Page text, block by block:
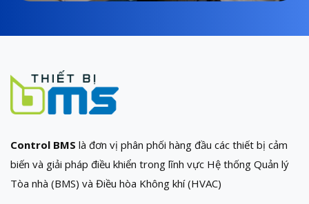
Control BMS là đơn vị phân phối hàng đầu các thiết bị cảm
biến và giải pháp điều khiển trong lĩnh vực Hệ thống Quản lý
Tòa nhà (BMS) và Điều hòa Không khí (HVAC)